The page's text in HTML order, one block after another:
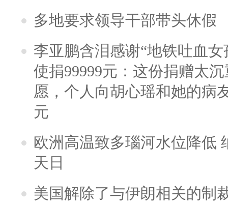
多地要求领导干部带头休假
李亚鹏含泪感谢“地铁吐血
使捐99999元：这份捐赠太
愿，个人向胡心瑶和她的病
元
欧洲高温致多瑙河水位降低
天日
美国解除了与伊朗相关的制